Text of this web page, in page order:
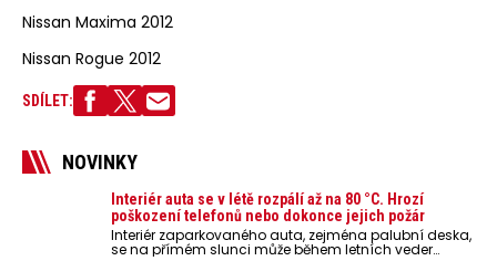
Nissan Maxima 2012
Nissan Rogue 2012
SDÍLET:
NOVINKY
Interiér auta se v létě rozpálí až na 80 °C. Hrozí
poškození telefonů nebo dokonce jejich požár
Interiér zaparkovaného auta, zejména palubní deska,
se na přímém slunci může během letních veder